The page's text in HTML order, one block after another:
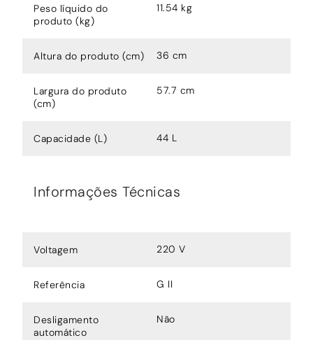
Peso líquido do
produto (kg)
11.54 kg
Altura do produto (cm) 36 cm
Largura do produto
(cm)
57.7 cm
Capacidade (L) 44 L
Informações Técnicas
Voltagem 220 V
Referência G II
Desligamento
automático
Não